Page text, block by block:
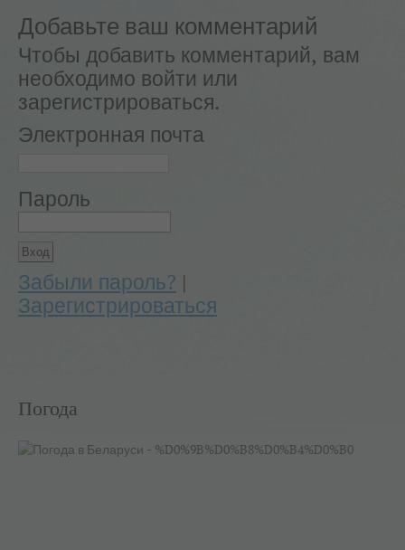
Добавьте ваш комментарий
Чтобы добавить комментарий, вам
необходимо войти или
зарегистрироваться.
Электронная почта
Пароль
Забыли пароль? |
Зарегистрироваться
Погода